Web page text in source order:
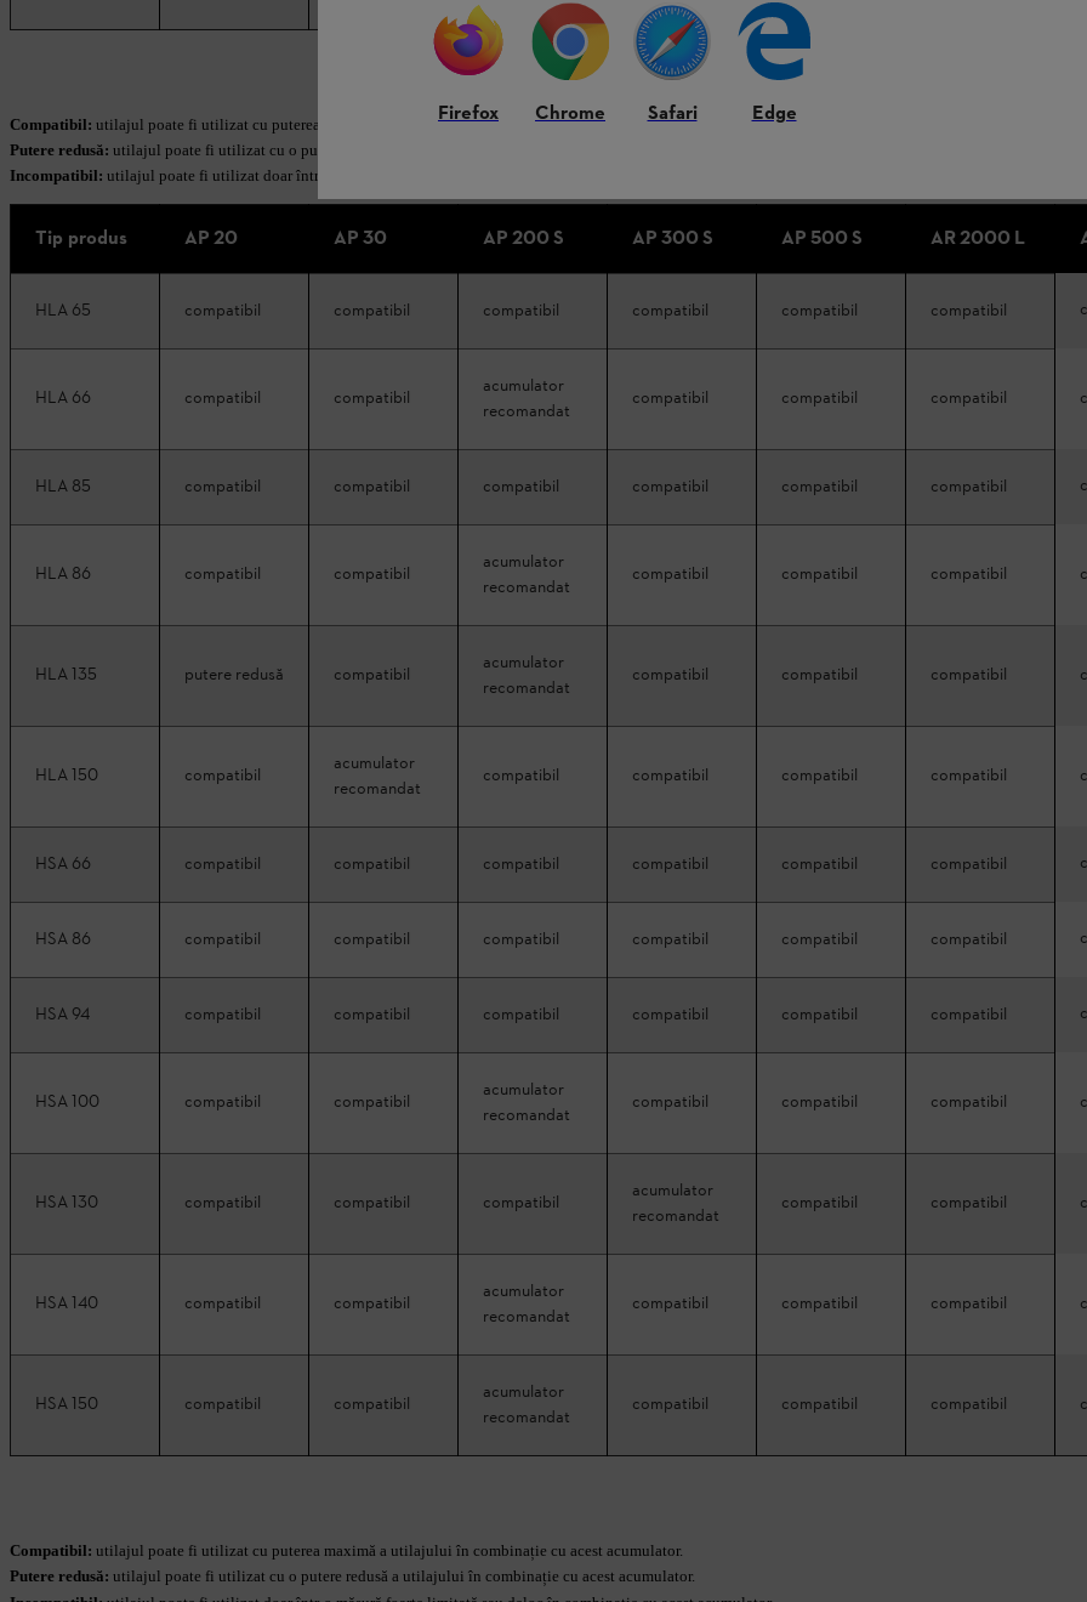
Compatibil: utilajul poate fi utilizat cu puterea maximă a utilajului în combinație cu acest acumulator.
Putere redusă: utilajul poate fi utilizat cu o putere redusă a utilajului în combinație cu acest acumulator.
Incompatibil: utilajul poate fi utilizat doar într-o măsură foarte limitată sau deloc în combinație cu acest acumulator.
Tip produs AP 20 AP 30 AP 200 S AP 300 S AP 500 S AR 2000 L
HLA 65 compatibil compatibil compatibil compatibil compatibil compatibil
HLA 66 compatibil compatibil
acumulator
recomandat
compatibil compatibil compatibil
HLA 85 compatibil compatibil compatibil compatibil compatibil compatibil
HLA 86 compatibil compatibil
acumulator
recomandat
compatibil compatibil compatibil
HLA 135 putere redusă compatibil
acumulator
recomandat
compatibil compatibil compatibil
HLA 150 compatibil
acumulator
recomandat
compatibil compatibil compatibil compatibil
HSA 66 compatibil compatibil compatibil compatibil compatibil compatibil
HSA 86 compatibil compatibil compatibil compatibil compatibil compatibil
HSA 94 compatibil compatibil compatibil compatibil compatibil compatibil
HSA 100 compatibil compatibil
acumulator
recomandat
compatibil compatibil compatibil
HSA 130 compatibil compatibil compatibil
acumulator
recomandat
compatibil compatibil
HSA 140 compatibil compatibil
acumulator
recomandat
compatibil compatibil compatibil
HSA 150 compatibil compatibil
acumulator
recomandat
compatibil compatibil compatibil
Compatibil: utilajul poate fi utilizat cu puterea maximă a utilajului în combinație cu acest acumulator.
Putere redusă: utilajul poate fi utilizat cu o putere redusă a utilajului în combinație cu acest acumulator.
Firefox Chrome Safari Edge